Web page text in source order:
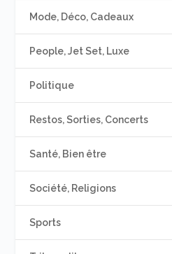
Mode, Déco, Cadeaux
People, Jet Set, Luxe
Politique
Restos, Sorties, Concerts
Santé, Bien être
Société, Religions
Sports